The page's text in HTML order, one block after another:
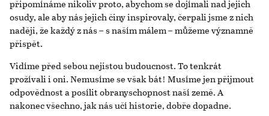
připomínáme nikoliv proto, abychom se dojímali nad jejich
osudy, ale aby nás jejich činy inspirovaly, čerpali jsme z nich
naději, že každý z nás – s naším málem – můžeme významně
přispět.
Vidíme před sebou nejistou budoucnost. To tenkrát
prožívali i oni. Nemusíme se však bát! Musíme jen přijmout
odpovědnost a posílit obranyschopnost naší země. A
nakonec všechno, jak nás učí historie, dobře dopadne.